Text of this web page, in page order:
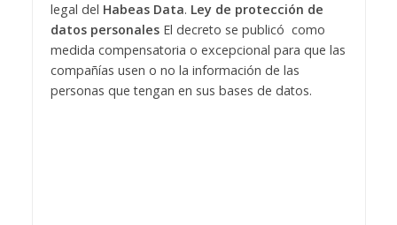
legal del Habeas Data. Ley de protección de
datos personalesEl decreto se publicó como
medida compensatoria o excepcional para que las
compañías usen o no la información de las
personas que tengan en sus bases de datos.